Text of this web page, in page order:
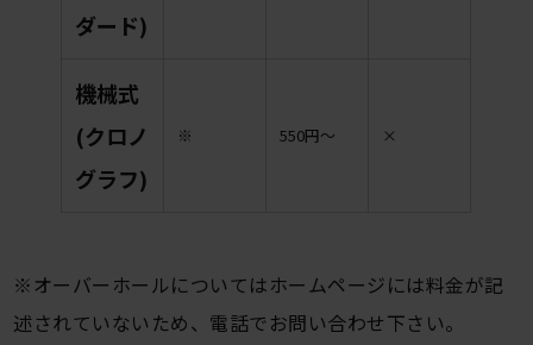
ダード)
機械式
(クロノ
グラフ)
※ 550円〜 ×
※オーバーホールについてはホームページには料金が記
述されていないため、電話でお問い合わせ下さい。